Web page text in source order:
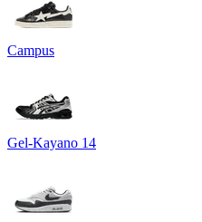
Campus
Gel-Kayano 14